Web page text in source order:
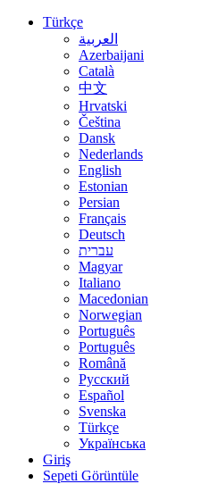
Türkçe
العربية
Azerbaijani
Català
中文
Hrvatski
Čeština
Dansk
Nederlands
English
Estonian
Persian
Français
Deutsch
עברית
Magyar
Italiano
Macedonian
Norwegian
Português
Português
Română
Русский
Español
Svenska
Türkçe
Українська
Giriş
Sepeti Görüntüle